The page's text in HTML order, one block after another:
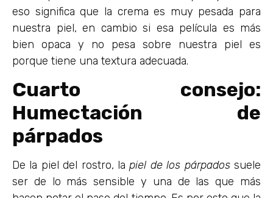
eso significa que la crema es muy pesada para
nuestra piel, en cambio si esa película es más
bien opaca y no pesa sobre nuestra piel es
porque tiene una textura adecuada.
Cuarto consejo:
Humectación de
párpados
De la piel del rostro, lapiel de los párpadossuele
ser de lo más sensible y una de las que más